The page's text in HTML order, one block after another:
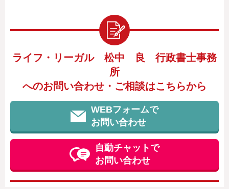
ライフ・リーガル 松中 良 行政書士事務
所
へのお問い合わせ・ご相談はこちらから
WEBフォームで
お問い合わせ
自動チャットで
お問い合わせ